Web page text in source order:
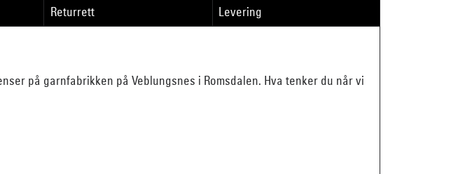
Returrett Levering
på garnfabrikken på Veblungsnes i Romsdalen. Hva tenker du når vi